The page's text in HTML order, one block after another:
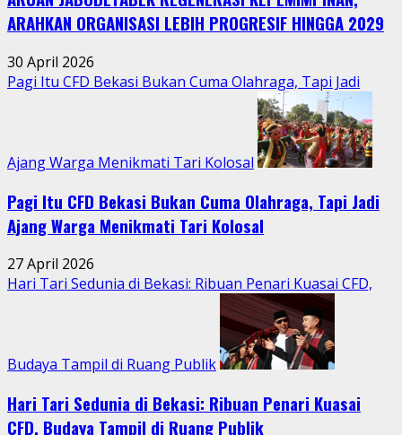
Jatimurni
di
Tengah
Aktivitas
Perkotaan
ARAHKAN ORGANISASI LEBIH PROGRESIF HINGGA 2029
30 April 2026
Pagi Itu CFD Bekasi Bukan Cuma Olahraga, Tapi Jadi
Ajang Warga Menikmati Tari Kolosal
Pagi Itu CFD Bekasi Bukan Cuma Olahraga, Tapi Jadi
Ajang Warga Menikmati Tari Kolosal
27 April 2026
Hari Tari Sedunia di Bekasi: Ribuan Penari Kuasai CFD,
Budaya Tampil di Ruang Publik
Hari Tari Sedunia di Bekasi: Ribuan Penari Kuasai
CFD, Budaya Tampil di Ruang Publik